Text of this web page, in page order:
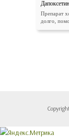
Препарат
долго,